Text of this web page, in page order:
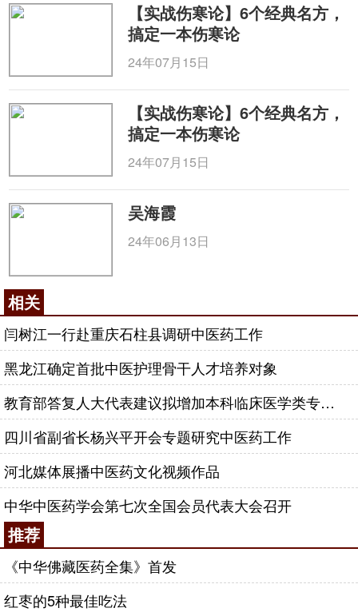
【实战伤寒论】6个经典名方，
搞定一本伤寒论
24年07月15日
【实战伤寒论】6个经典名方，
搞定一本伤寒论
24年07月15日
吴海霞
24年06月13日
相关
闫树江一行赴重庆石柱县调研中医药工作
黑龙江确定首批中医护理骨干人才培养对象
教育部答复人大代表建议拟增加本科临床医学类专业中医药课程学时
四川省副省长杨兴平开会专题研究中医药工作
河北媒体展播中医药文化视频作品
中华中医药学会第七次全国会员代表大会召开
推荐
《中华佛藏医药全集》首发
红枣的5种最佳吃法